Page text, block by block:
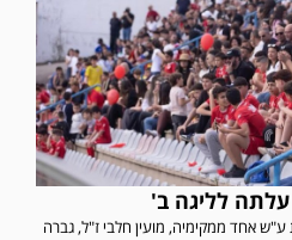
לליגה ב'
אחד ממקימיה, מועין חלבי ז"ל, גברה